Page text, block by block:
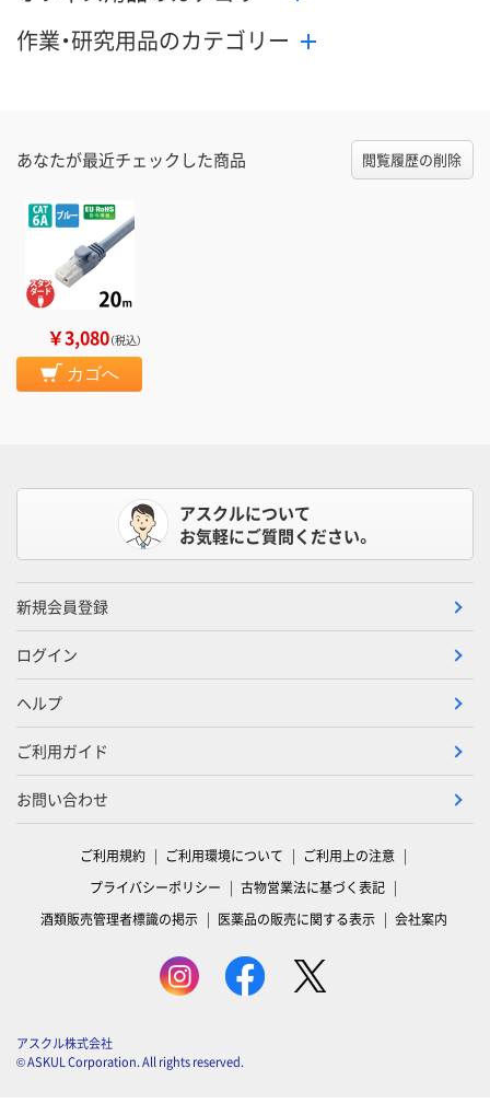
作業・研究用品のカテゴリー
あなたが最近チェックした商品 閲覧履歴の削除
￥3,080（税込）
カゴへ
アスクルについて
お気軽にご質問ください。
新規会員登録
ログイン
ヘルプ
ご利用ガイド
お問い合わせ
ご利用規約 ご利用環境について
ご利用上の注意
プライバシーポリシー
古物営業法に基づく表記
酒類販売管理者標識の掲示
医薬品の販売に関する表示 会社案内
アスクル株式会社
© ASKUL Corporation. All rights reserved.